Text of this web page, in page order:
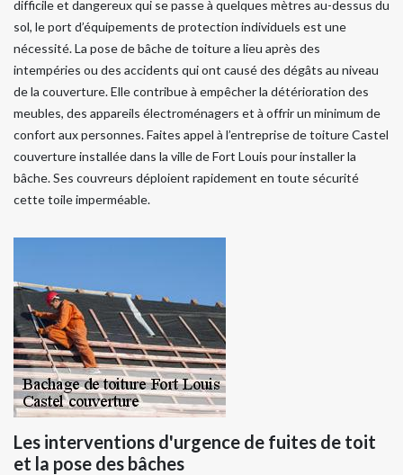
difficile et dangereux qui se passe à quelques mètres au-dessus du
sol, le port d’équipements de protection individuels est une
nécessité. La pose de bâche de toiture a lieu après des
intempéries ou des accidents qui ont causé des dégâts au niveau
de la couverture. Elle contribue à empêcher la détérioration des
meubles, des appareils électroménagers et à offrir un minimum de
confort aux personnes. Faites appel à l’entreprise de toiture Castel
couverture installée dans la ville de Fort Louis pour installer la
bâche. Ses couvreurs déploient rapidement en toute sécurité
cette toile imperméable.
Les interventions d'urgence de fuites de toit
et la pose des bâches